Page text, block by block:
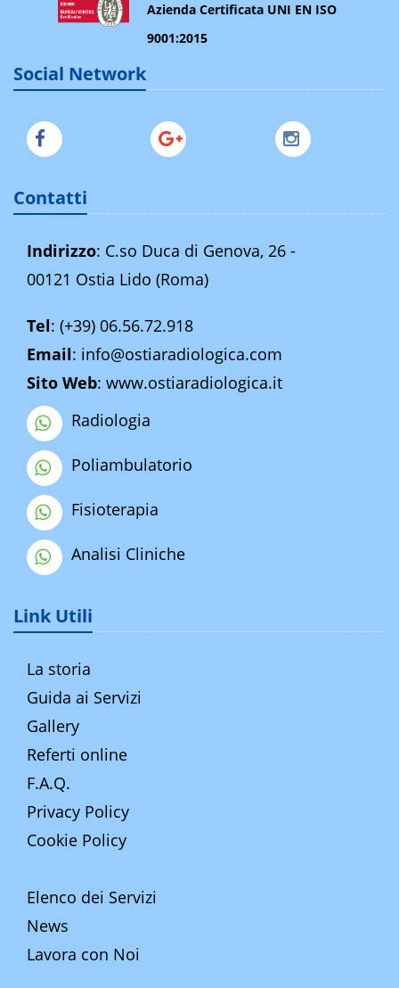
Azienda Certificata UNI EN ISO
9001:2015
Social Network
Contatti
Indirizzo: C.so Duca di Genova, 26 -
00121 Ostia Lido (Roma)
Tel: (+39) 06.56.72.918
Email: info@ostiaradiologica.com
Sito Web: www.ostiaradiologica.it
Radiologia
Poliambulatorio
Fisioterapia
Analisi Cliniche
Link Utili
La storia
Guida ai Servizi
Gallery
Referti online
F.A.Q.
Privacy Policy
Cookie Policy
Elenco dei Servizi
News
Lavora con Noi